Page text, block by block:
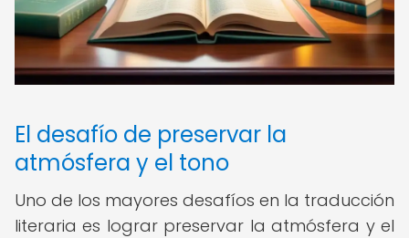
El desafío de preservar la
atmósfera y el tono
Uno de los mayores desafíos en la traducción
literaria es lograr preservar la atmósfera y el